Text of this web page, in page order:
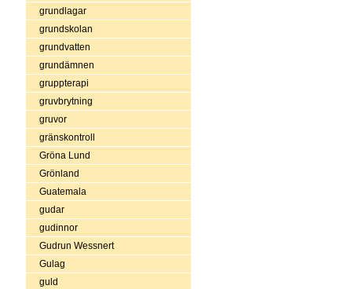
grundlagar
grundskolan
grundvatten
grundämnen
gruppterapi
gruvbrytning
gruvor
gränskontroll
Gröna Lund
Grönland
Guatemala
gudar
gudinnor
Gudrun Wessnert
Gulag
guld